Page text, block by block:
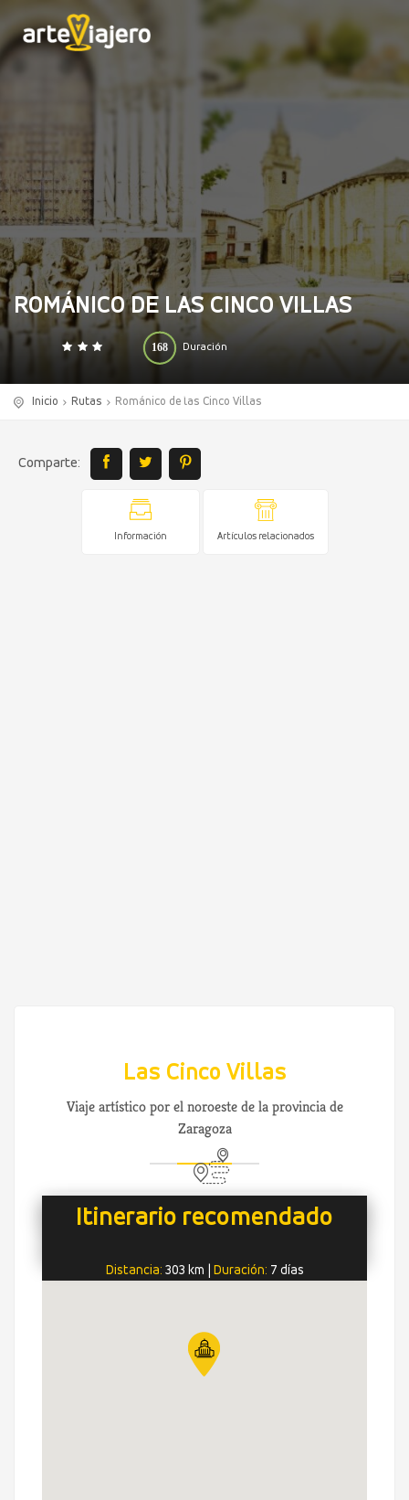
ROMÁNICO DE LAS CINCO VILLAS
Duración
168
0 140
Inicio Rutas Románico de las Cinco Villas
Comparte:
Información Artículos relacionados
Las Cinco Villas
Viaje artístico por el noroeste de la provincia de
Zaragoza
Itinerario recomendado
Distancia: 303 km Duración: 7 días